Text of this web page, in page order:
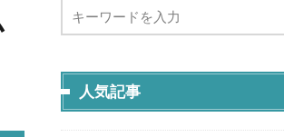
人気記事